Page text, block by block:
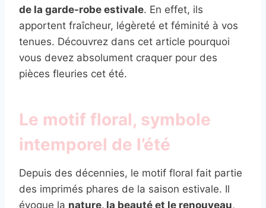
de la garde-robe estivale. En effet, ils
apportent fraîcheur, légèreté et féminité à vos
tenues. Découvrez dans cet article pourquoi
vous devez absolument craquer pour des
pièces fleuries cet été.
Le motif floral, symbole
intemporel de l’été
Depuis des décennies, le motif floral fait partie
des imprimés phares de la saison estivale. Il
évoque la nature, la beauté et le renouveau,